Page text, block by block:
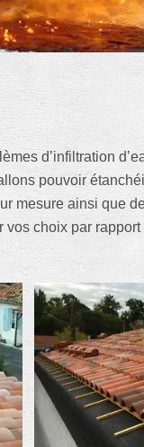
d’infiltration
pouvoir
mesure ainsi que
choix par